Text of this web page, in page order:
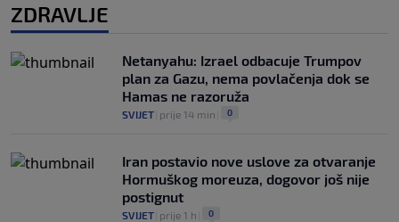
ZDRAVLJE
Netanyahu: Izrael odbacuje Trumpov
plan za Gazu, nema povlačenja dok se
Hamas ne razoruža
SVIJET prije 14 min 0
Iran postavio nove uslove za otvaranje
Hormuškog moreuza, dogovor još nije
postignut
SVIJET prije 1 h 0